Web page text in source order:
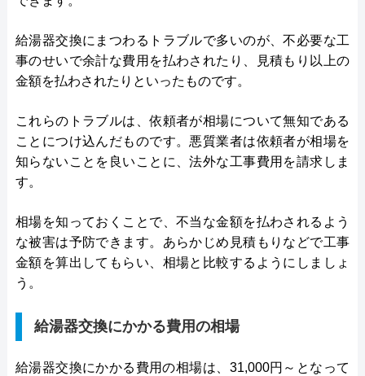
給湯器交換にまつわるトラブルで多いのが、不必要な工
事のせいで余計な費用を払わされたり、見積もり以上の
金額を払わされたりといったものです。
これらのトラブルは、依頼者が相場について無知である
ことにつけ込んだものです。悪質業者は依頼者が相場を
知らないことを良いことに、法外な工事費用を請求しま
す。
相場を知っておくことで、不当な金額を払わされるよう
な被害は予防できます。あらかじめ見積もりなどで工事
金額を算出してもらい、相場と比較するようにしましょ
う。
給湯器交換にかかる費用の相場
給湯器交換にかかる費用の相場は、31,000円～となって